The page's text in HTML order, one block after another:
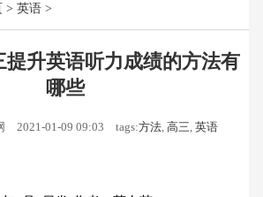
> 英语 >
提升英语听力成绩的方法有
哪些
2021-01-09 09:03 tags:方法, 高三 英语